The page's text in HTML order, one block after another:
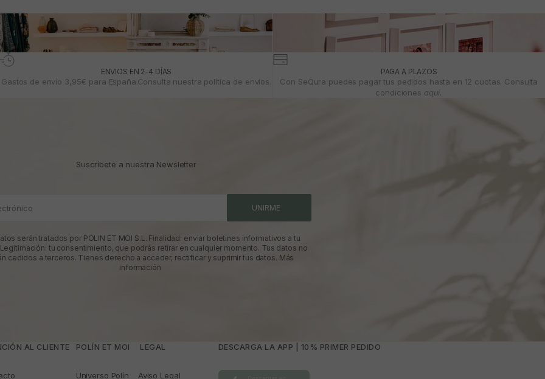
ENVIOS EN 2-4 DÍAS
Gastos de envío 3,95€ para España.Consulta nuestra política de envíos.
PAGA A PLAZOS
Con SeQura puedes pagar tus pedidos hasta en 12 cuotas. Consulta
condiciones aquí.
Suscríbete a nuestra Newsletter
UNIRME
serán tratados por POLIN ET MOI S.L. Finalidad: enviar boletines informativos a tu
tu consentimiento, que podrás retirar en cualquier momento. Tus datos no
cedidos a terceros. Tienes derecho a acceder, rectificar y suprimir tus datos. Más
información
AL CLIENTE POLÍN ET MOI
Universo Polín
­ LEGAL
Aviso Legal
DESCARGA LA APP | 10% PRIMER PEDIDO